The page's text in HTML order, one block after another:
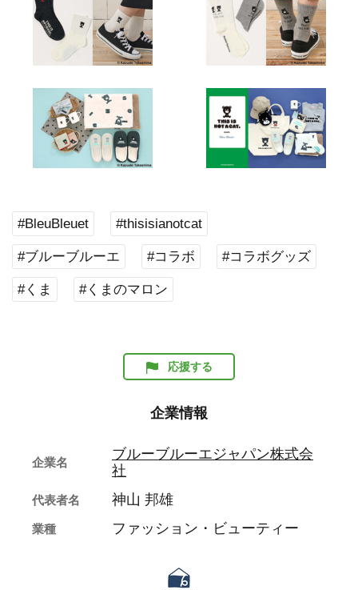
#BleuBleuet #thisisianotcat
#ブルーブルーエ #コラボ #コラボグッズ
#くま #くまのマロン
応援する
企業情報
企業名
ブルーブルーエジャパン株式会
社
代表者名 神山 邦雄
業種 ファッション・ビューティー